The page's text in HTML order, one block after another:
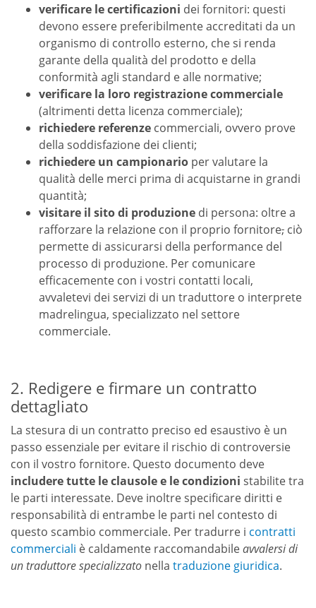
verificare le certificazioni dei fornitori: questi
devono essere preferibilmente accreditati da un
organismo di controllo esterno, che si renda
garante della qualità del prodotto e della
conformità agli standard e alle normative;
verificare la loro registrazione commerciale
(altrimenti detta licenza commerciale);
richiedere referenze commerciali, ovvero prove
della soddisfazione dei clienti;
richiedere un campionario per valutare la
qualità delle merci prima di acquistarne in grandi
quantità;
visitare il sito di produzione di persona: oltre a
rafforzare la relazione con il proprio fornitore, ciò
permette di assicurarsi della performance del
processo di produzione. Per comunicare
efficacemente con i vostri contatti locali,
avvaletevi dei servizi di un traduttore o interprete
madrelingua, specializzato nel settore
commerciale.
2. Redigere e firmare un contratto
dettagliato
La stesura di un contratto preciso ed esaustivo è un
passo essenziale per evitare il rischio di controversie
con il vostro fornitore. Questo documento deve
includere tutte le clausole e le condizioni stabilite tra
le parti interessate. Deve inoltre specificare diritti e
responsabilità di entrambe le parti nel contesto di
questo scambio commerciale. Per tradurre i contratti
commerciali è caldamente raccomandabileavvalersi di
un traduttore specializzato nella traduzione giuridica.